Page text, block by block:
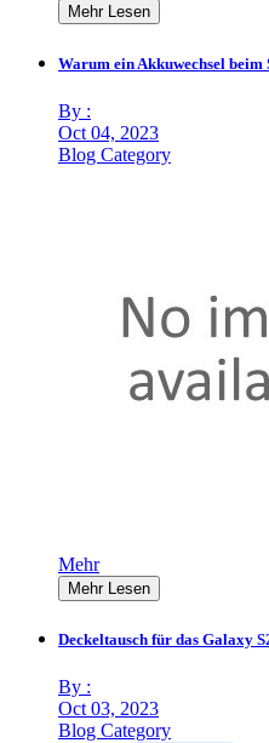
Mehr Lesen
Warum ein Akkuwechsel beim
By :
Oct 04, 2023
Blog Category
Mehr
Mehr Lesen
Deckeltausch für das Galaxy
By :
Oct 03, 2023
Blog Category